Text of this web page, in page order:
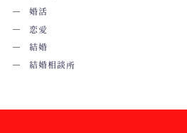
婚活
恋愛
結婚
結婚相談所